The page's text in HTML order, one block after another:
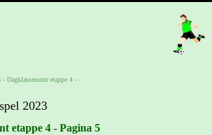
- Dagklassement etappe 4 -
2023
etappe 4 - Pagina 5